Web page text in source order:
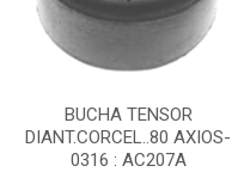
BUCHA TENSOR
DIANT.CORCEL..80 AXIOS-
0316 : AC207A